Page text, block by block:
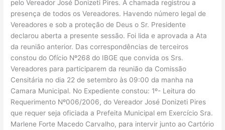
pelo Vereador José Donizeti Pires. A chamada registrou a
presença de todos os Vereadores. Havendo número legal de
Vereadores e sob a proteção de Deus o Sr. Presidente
declarou aberta a presente sessão. Foi lida e aprovada a Ata
da reunião anterior. Das correspondências de terceiros
constou do Ofício Nº268 do IBGE que convida os Srs.
Vereadores para participarem da reunião da Comissão
Censitária no dia 22 de setembro às 09:00 da manha na
Camara Municipal. No Expediente constou: 1º- Leitura do
Requerimento Nº006/2006, do Vereador José Donizeti Pires
que requer seja oficiada a Prefeita Municipal em Exercício Sra.
Marlene Forte Macedo Carvalho, para intervir junto ao Cartório